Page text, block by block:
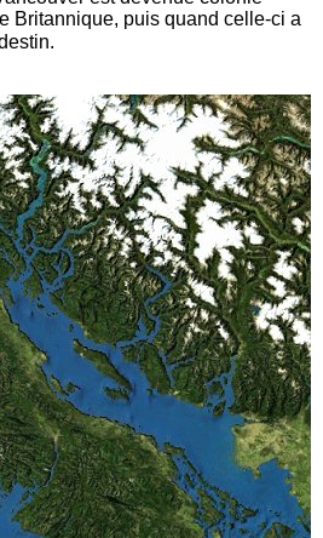
Britannique, puis quand celle-ci a